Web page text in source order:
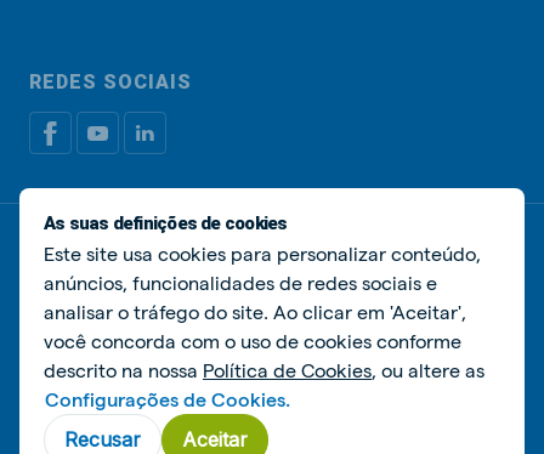
REDES SOCIAIS
Política de privacidadePolítica de cookies
Livro de Reclamações
Gerir cookies
© De Heus Nutrição Animal
As suas definições de cookies
Este site usa cookies para personalizar conteúdo,
anúncios, funcionalidades de redes sociais e
analisar o tráfego do site. Ao clicar em 'Aceitar',
você concorda com o uso de cookies conforme
descrito na nossa Política de Cookies, ou altere as
Configurações de Cookies.
Recusar Aceitar